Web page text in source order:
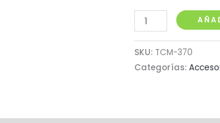
Micrófono
de
Solapa
con
Seguridad
SKU: TCM-370
Categorías: